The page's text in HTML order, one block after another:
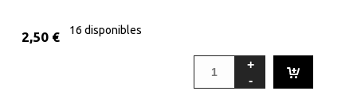
2,50 € 16 disponibles